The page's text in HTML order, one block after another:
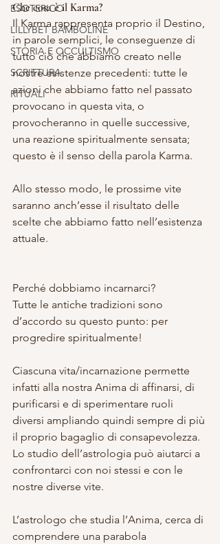
ESOTERICO
LILLYBET BAMBOLINE
STORIA E OCCULTISMO
SCRITTURA
RITUALI
Che cosa è il Karma?
Il Karma rappresenta proprio il Destino,
in parole semplici, le conseguenze di
tutto ciò che abbiamo creato nelle
nostre esistenze precedenti: tutte le
azioni che abbiamo fatto nel passato
provocano in questa vita, o
provocheranno in quelle successive,
una reazione spiritualmente sensata;
questo è il senso della parola Karma.
Allo stesso modo, le prossime vite
saranno anch’esse il risultato delle
scelte che abbiamo fatto nell’esistenza
attuale.
Perché dobbiamo incarnarci?
Tutte le antiche tradizioni sono
d’accordo su questo punto: per
progredire spiritualmente!
Ciascuna vita/incarnazione permette
infatti alla nostra Anima di affinarsi, di
purificarsi e di sperimentare ruoli
diversi ampliando quindi sempre di più
il proprio bagaglio di consapevolezza.
Lo studio dell’astrologia può aiutarci a
confrontarci con noi stessi e con le
nostre diverse vite.
L’astrologo che studia l’Anima, cerca di
comprendere una parabola